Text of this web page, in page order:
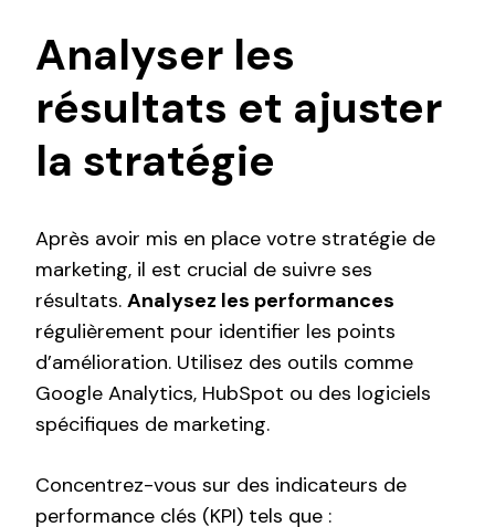
Analyser les
résultats et ajuster
la stratégie
Après avoir mis en place votre stratégie de
marketing, il est crucial de suivre ses
résultats. Analysez les performances
régulièrement pour identifier les points
d’amélioration. Utilisez des outils comme
Google Analytics, HubSpot ou des logiciels
spécifiques de marketing.
Concentrez-vous sur des indicateurs de
performance clés (KPI) tels que :